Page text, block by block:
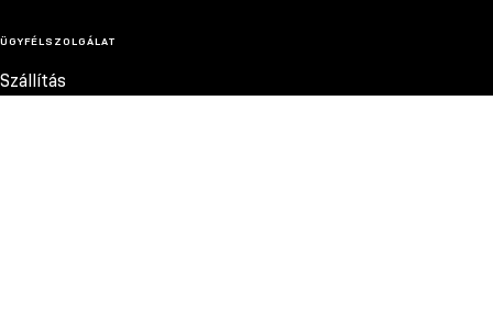
ÜGYFÉLSZOLGÁLAT
Szállítás